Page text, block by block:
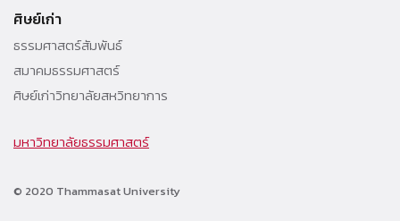
ศิษย์เก่า
ธรรมศาสตร์สัมพันธ์
สมาคมธรรมศาสตร์
ศิษย์เก่าวิทยาลัยสหวิทยาการ
มหาวิทยาลัยธรรมศาสตร์
© 2020 Thammasat University